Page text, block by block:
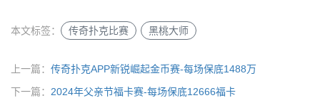
本文标签： 传奇扑克比赛 黑桃大师
上一篇： 传奇扑克APP新锐崛起金币赛-每场保底1488万
下一篇： 2024年父亲节福卡赛-每场保底12666福卡